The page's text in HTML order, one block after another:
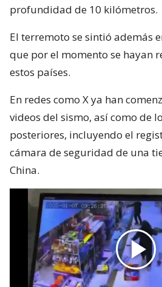
profundidad de 10 kilómetros.
El terremoto se sintió además
que por el momento se hayan
estos países.
En redes como X ya han
videos del sismo, así como de
posteriores, incluyendo el
cámara de seguridad de una
China.